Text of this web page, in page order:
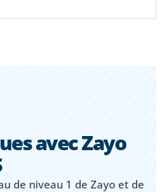
avec Zayo
de niveau 1 de Zayo et de